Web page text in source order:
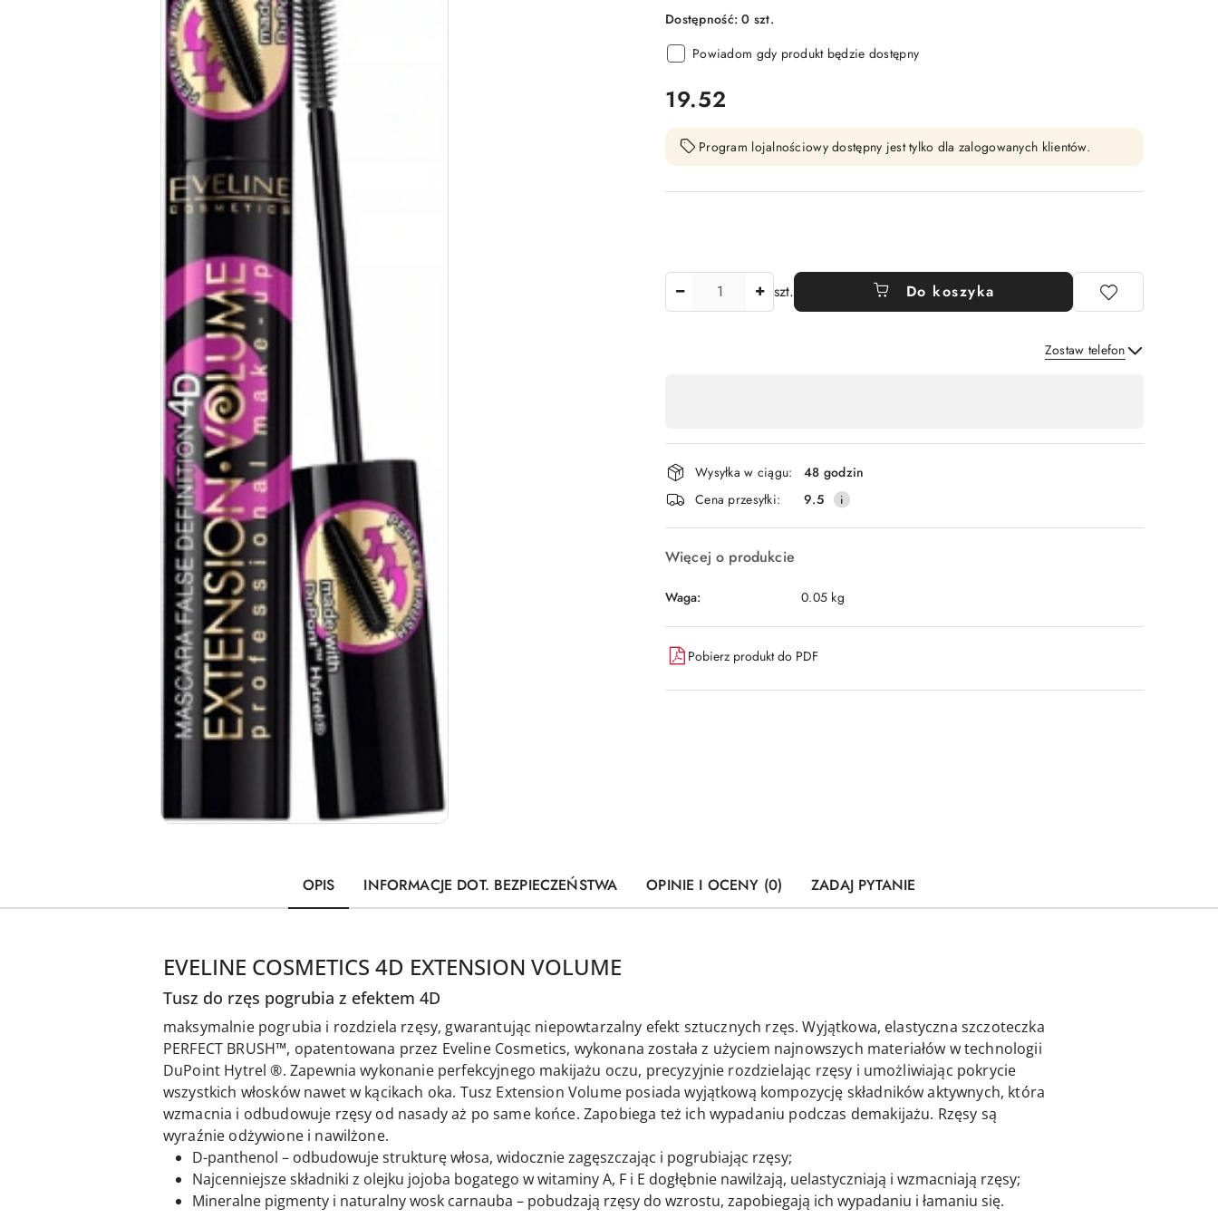
Dostępność:0 szt.
Powiadom gdy produkt będzie dostępny
cena:
19.52
Program lojalnościowy dostępny jest tylko dla zalogowanych klientów.
szt. Do koszyka
Zostaw telefon
płatność
i
dostawa
Wysyłka w ciągu:
48 godzin
Cena przesyłki:
9.5
Więcej o produkcie
Waga: 0.05 kg
Pobierz produkt do PDF
OPIS INFORMACJE DOT. BEZPIECZEŃSTWA OPINIE I OCENY (0) ZADAJ PYTANIE
EVELINE COSMETICS 4D EXTENSION VOLUME
Tusz do rzęs pogrubia z efektem 4D
maksymalnie pogrubia i rozdziela rzęsy, gwarantując niepowtarzalny efekt sztucznych rzęs. Wyjątkowa, elastyczna szczoteczka
PERFECT BRUSH™, opatentowana przez Eveline Cosmetics, wykonana została z użyciem najnowszych materiałów w technologii
DuPoint Hytrel ®. Zapewnia wykonanie perfekcyjnego makijażu oczu, precyzyjnie rozdzielając rzęsy i umożliwiając pokrycie
wszystkich włosków nawet w kącikach oka. Tusz Extension Volume posiada wyjątkową kompozycję składników aktywnych, która
wzmacnia i odbudowuje rzęsy od nasady aż po same końce. Zapobiega też ich wypadaniu podczas demakijażu. Rzęsy są
wyraźnie odżywione i nawilżone.
D-panthenol – odbudowuje strukturę włosa, widocznie zagęszczając i pogrubiając rzęsy;
Najcenniejsze składniki z olejku jojoba bogatego w witaminy A, F i E dogłębnie nawilżają, uelastyczniają i wzmacniają rzęsy;
Mineralne pigmenty i naturalny wosk carnauba – pobudzają rzęsy do wzrostu, zapobiegają ich wypadaniu i łamaniu się.